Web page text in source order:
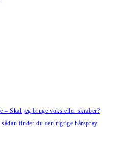
– Skal jeg bruge voks eller skraber?
finder du den rigtige hårspray